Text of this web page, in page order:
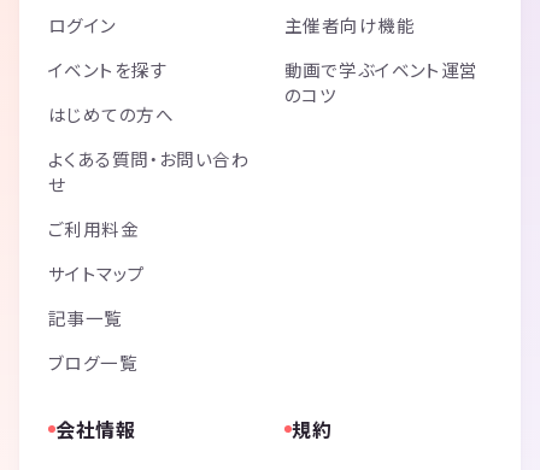
ログイン
イベントを探す
はじめての方へ
よくある質問・お問い合わ
せ
ご利用料金
サイトマップ
記事一覧
ブログ一覧
主催者向け機能
動画で学ぶイベント運営
のコツ
会社情報 規約